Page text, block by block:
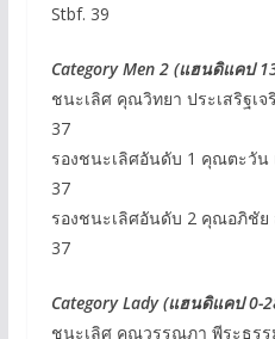
Stbf. 39
Category Men 2 (แฮนดิแคป
ชนะเลิศ คุณวิทยา ประเสริฐเ
37
รองชนะเลิศอันดับ 1 คุณตะวัน
37
รองชนะเลิศอันดับ 2 คุณอภิชัย
37
Category Lady (แฮนดิแคป 0-
ชนะเลิศ คุณวรรณภา พีระธรร